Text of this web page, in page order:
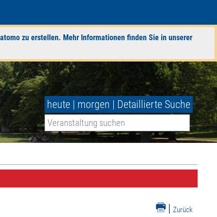
zu erstellen. Mehr Informationen finden Sie in unserer
heute | morgen | Detaillierte Suche
| Zurück